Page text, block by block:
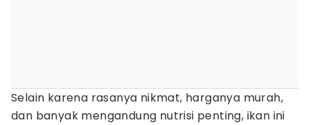
Selain karena rasanya nikmat, harganya murah,
dan banyak mengandung nutrisi penting, ikan ini